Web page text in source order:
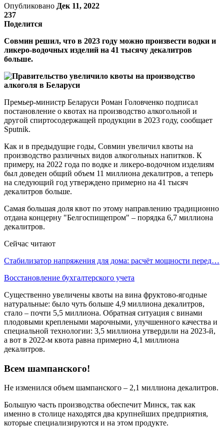
Опубликовано Дек 11, 2022
237
Поделится
Совмин решил, что в 2023 году можно произвести водки и
ликеро-водочных изделий на 41 тысячу декалитров
больше.
Премьер-министр Беларуси Роман Головченко подписал
постановление о квотах на производство алкогольной и
другой спиртосодержащей продукции в 2023 году, сообщает
Sputnik.
Как и в предыдущие годы, Совмин увеличил квоты на
производство различных видов алкогольных напитков. К
примеру, на 2022 года по водке и ликеро-водочном изделиям
был доведен общий объем 11 миллиона декалитров, а теперь
на следующий год утверждено примерно на 41 тысяч
декалитров больше.
Самая большая доля квот по этому направлению традиционно
отдана концерну "Белгоспищепром" – порядка 6,7 миллиона
декалитров.
Сейчас читают
Стабилизатор напряжения для дома: расчёт мощности перед…
Восстановление бухгалтерского учета
Существенно увеличены квоты на вина фруктово-ягодные
натуральные: было чуть больше 4,9 миллиона декалитров,
стало – почти 5,5 миллиона. Обратная ситуация с винами
плодовыми креплеными марочными, улучшенного качества и
специальной технологии: 3,5 миллиона утвердили на 2023-й,
а вот в 2022-м квота равна примерно 4,1 миллиона
декалитров.
Всем шампанского!
Не изменился объем шампанского – 2,1 миллиона декалитров.
Большую часть производства обеспечит Минск, так как
именно в столице находятся два крупнейших предприятия,
которые специализируются и на этом продукте.